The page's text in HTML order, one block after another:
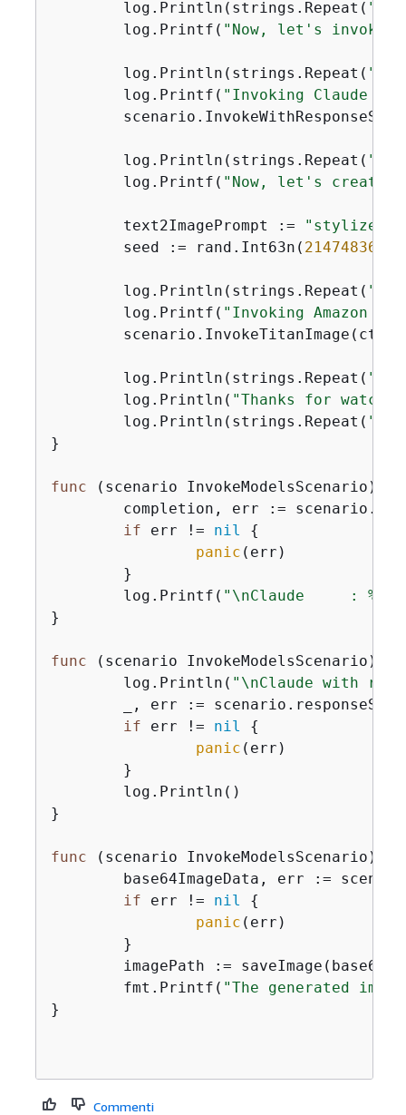
	log.Println(strings.Repeat(
"="
	log.Printf(
"Now, let's invoke
	log.Println(strings.Repeat(
"-"
	log.Printf(
"Invoking Claude
	log.Println(strings.Repeat(
"="
	log.Printf(
"Now, let's create
	text2ImagePrompt :=
"stylized
	seed := rand.Int63n(
2147483648
	log.Println(strings.Repeat(
"-"
	log.Printf(
"Invoking Amazon
	log.Println(strings.Repeat(
"="
	log.Println(
"Thanks for
	log.Println(strings.Repeat(
"="
}
func (scenario InvokeModelsScenario)
if err != nil
{
panic (err)
	log.Printf(
"\nClaude     :
}
func (scenario InvokeModelsScenario)
	log.Println(
"\nClaude with
if err != nil
{
panic (err)
}
func (scenario InvokeModelsScenario)
if err != nil
{
panic (err)
imagePath :=
	fmt.Printf(
"The generated
}
Commenti